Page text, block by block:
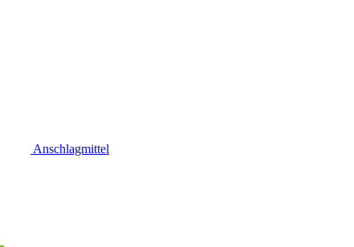
Anschlagmittel